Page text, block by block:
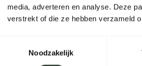
media, adverteren en analyse. Deze
verstrekt of die ze hebben verzameld
Noodzakelijk